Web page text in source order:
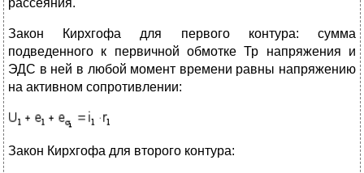
Закон Кирхгофа для первого контура: сумма
подведенного к первичной обмотке Тр напряжения и
ЭДС в ней в любой момент времени равны напряжению
на активном сопротивлении:
Закон Кирхгофа для второго контура: